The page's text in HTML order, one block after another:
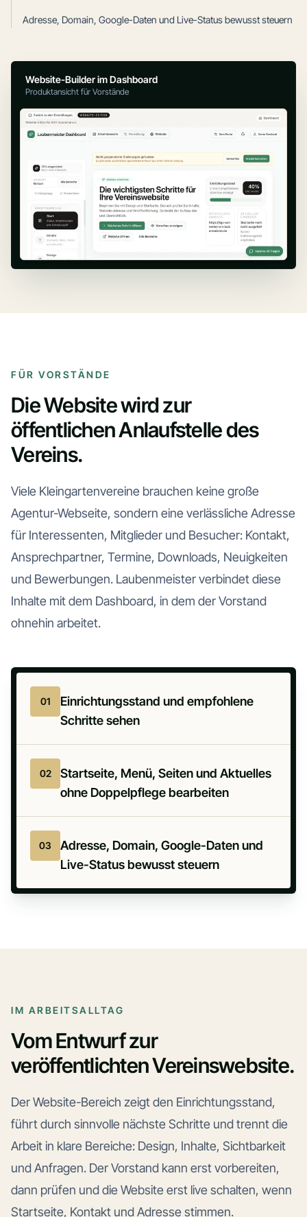
Adresse, Domain, Google-Daten und Live-Status bewusst steuern
Website-Builder im Dashboard
Produktansicht für Vorstände
FÜR VORSTÄNDE
Die Website wird zur
öffentlichen Anlaufstelle des
Vereins.
Viele Kleingartenvereine brauchen keine große
Agentur-Webseite, sondern eine verlässliche Adresse
für Interessenten, Mitglieder und Besucher: Kontakt,
Ansprechpartner, Termine, Downloads, Neuigkeiten
und Bewerbungen. Laubenmeister verbindet diese
Inhalte mit dem Dashboard, in dem der Vorstand
ohnehin arbeitet.
01
Einrichtungsstand und empfohlene
Schritte sehen
02
Startseite, Menü, Seiten und Aktuelles
ohne Doppelpflege bearbeiten
03
Adresse, Domain, Google-Daten und
Live-Status bewusst steuern
IM ARBEITSALLTAG
Vom Entwurf zur
veröffentlichten Vereinswebsite.
Der Website-Bereich zeigt den Einrichtungsstand,
führt durch sinnvolle nächste Schritte und trennt die
Arbeit in klare Bereiche: Design, Inhalte, Sichtbarkeit
und Anfragen. Der Vorstand kann erst vorbereiten,
dann prüfen und die Website erst live schalten, wenn
Startseite, Kontakt und Adresse stimmen.